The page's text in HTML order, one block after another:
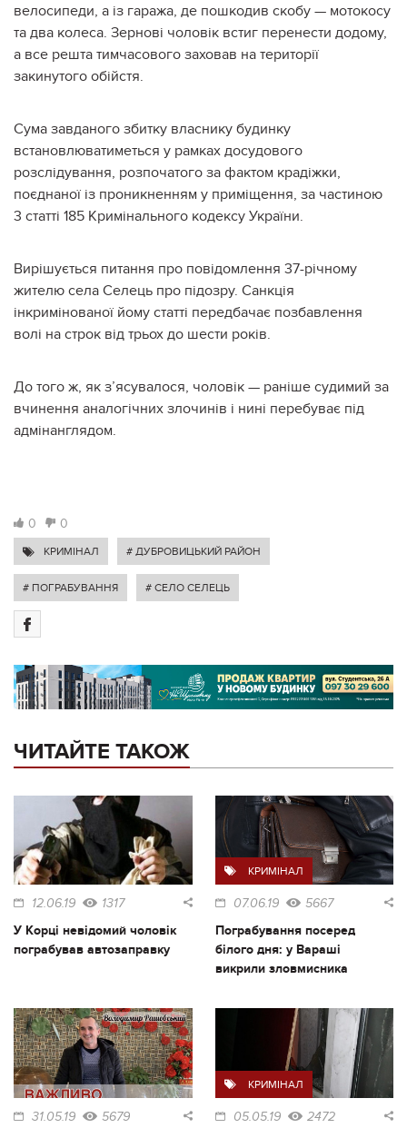
велосипеди, а із гаража, де пошкодив скобу — мотокосу
та два колеса. Зернові чоловік встиг перенести додому,
а все решта тимчасового заховав на території
закинутого обійстя.
Сума завданого збитку власнику будинку
встановлюватиметься у рамках досудового
розслідування, розпочатого за фактом крадіжки,
поєднаної із проникненням у приміщення, за частиною
3 статті 185 Кримінального кодексу України.
Вирішується питання про повідомлення 37-річному
жителю села Селець про підозру. Санкція
інкримінованої йому статті передбачає позбавлення
волі на строк від трьох до шести років.
До того ж, як з’ясувалося, чоловік — раніше судимий за
вчинення аналогічних злочинів і нині перебуває під
адмінанглядом.
0 0
КРИМІНАЛ # ДУБРОВИЦЬКИЙ РАЙОН
# ПОГРАБУВАННЯ # СЕЛО СЕЛЕЦЬ
ЧИТАЙТЕ ТАКОЖ
12.06.19 1317
У Корці невідомий чоловік
пограбував автозаправку
КРИМІНАЛ
07.06.19 5667
Пограбування посеред
білого дня: у Вараші
викрили зловмисника
31.05.19 5679
КРИМІНАЛ
05.05.19 2472